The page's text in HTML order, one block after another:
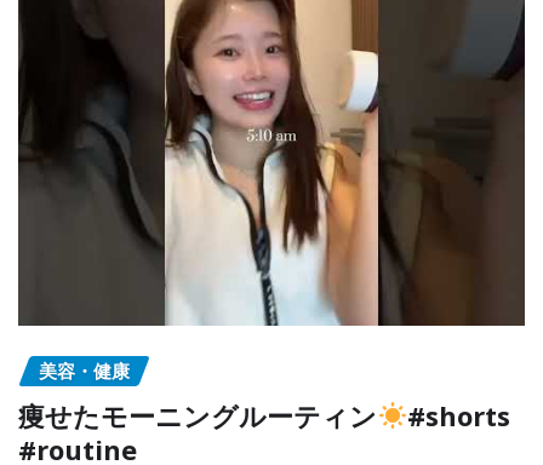
美容・健康
痩せたモーニングルーティン
#shorts
#routine